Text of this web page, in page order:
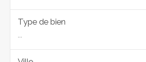
Type de bien
...